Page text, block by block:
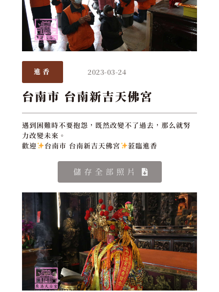
進香 2023-03-24
台南市 台南新吉天佛宮
遇到困難時不要抱怨，既然改變不了過去，那么就努
力改變未來。
歡迎
台南市 台南新吉天佛宮 蒞臨進香
儲存全部照片